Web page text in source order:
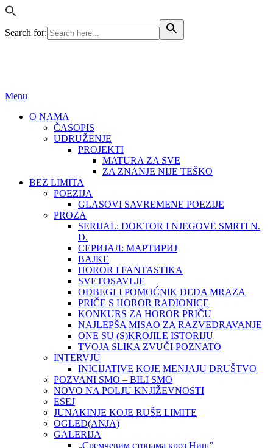
Search for:
Menu
O NAMA
ČASOPIS
UDRUŽENJE
PROJEKTI
MATURA ZA SVE
ZA ZNANJE NIJE TEŠKO
BEZ LIMITA
POEZIJA
GLASOVI SAVREMENE POEZIJE
PROZA
SERIJAL: DOKTOR I NJEGOVE SMRTI N.
Đ.
СЕРИЈАЛ: МАРТИРИЈ
BAJKE
HOROR I FANTASTIKA
SVETOSAVLJE
ODBEGLI POMOĆNIK DEDA MRAZA
PRIČE S HOROR RADIONICE
KONKURS ZA HOROR PRIČU
NAJLEPŠA MISAO ZA RAZVEDRAVANJE
ONE SU (S)KROJILE ISTORIJU
TVOJA SLIKA ZVUČI POZNATO
INTERVJU
INICIJATIVE KOJE MENJAJU DRUŠTVO
POZVANI SMO – BILI SMO
NOVO NA POLJU KNJIŽEVNOSTI
ESEJ
JUNAKINJE KOJE RUŠE LIMITE
OGLED(ANJA)
GALERIJA
„Сремчевим стопама кроз Ниш”